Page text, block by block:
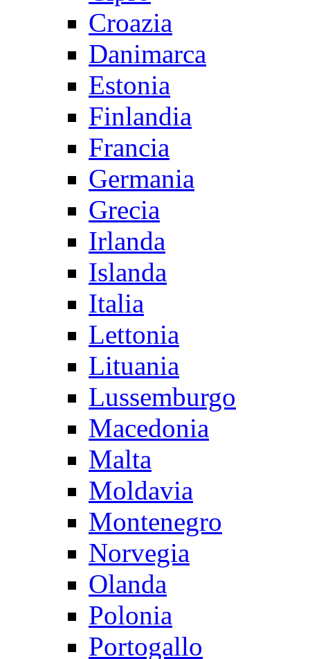
Croazia
Danimarca
Estonia
Finlandia
Francia
Germania
Grecia
Irlanda
Islanda
Italia
Lettonia
Lituania
Lussemburgo
Macedonia
Malta
Moldavia
Montenegro
Norvegia
Olanda
Polonia
Portogallo